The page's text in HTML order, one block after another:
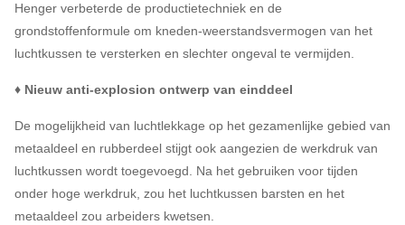
Henger verbeterde de productietechniek en de
grondstoffenformule om kneden-weerstandsvermogen van het
luchtkussen te versterken en slechter ongeval te vermijden.
♦ Nieuw anti-explosion ontwerp van einddeel
De mogelijkheid van luchtlekkage op het gezamenlijke gebied van
metaaldeel en rubberdeel stijgt ook aangezien de werkdruk van
luchtkussen wordt toegevoegd. Na het gebruiken voor tijden
onder hoge werkdruk, zou het luchtkussen barsten en het
metaaldeel zou arbeiders kwetsen.